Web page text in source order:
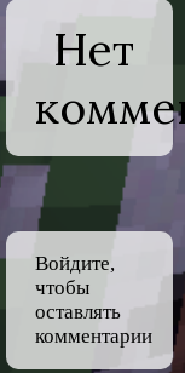
Нет
Войдите,
чтобы
оставлять
комментарии